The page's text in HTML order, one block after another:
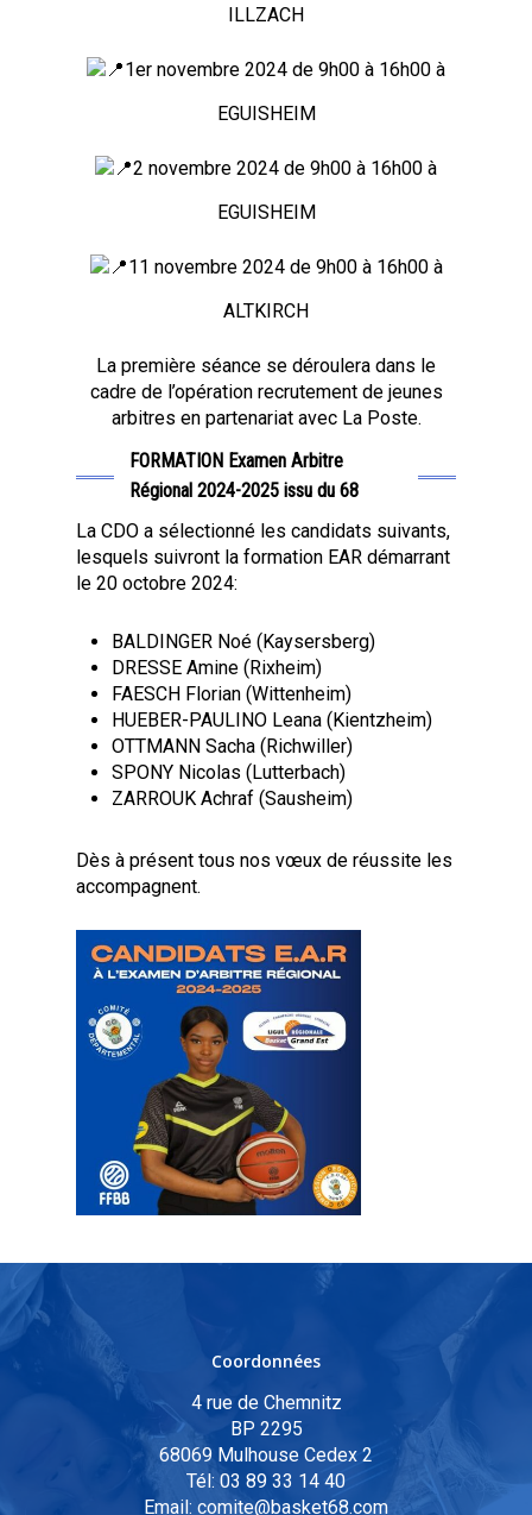
ILLZACH
1er novembre 2024 de 9h00 à 16h00 à
EGUISHEIM
2 novembre 2024 de 9h00 à 16h00 à
EGUISHEIM
11 novembre 2024 de 9h00 à 16h00 à
ALTKIRCH
La première séance se déroulera dans le
cadre de l’opération recrutement de jeunes
arbitres en partenariat avec La Poste.
FORMATION Examen Arbitre
Régional 2024-2025 issu du 68
La CDO a sélectionné les candidats suivants,
lesquels suivront la formation EAR démarrant
le 20 octobre 2024:
BALDINGER Noé (Kaysersberg)
DRESSE Amine (Rixheim)
FAESCH Florian (Wittenheim)
HUEBER-PAULINO Leana (Kientzheim)
OTTMANN Sacha (Richwiller)
SPONY Nicolas (Lutterbach)
ZARROUK Achraf (Sausheim)
Dès à présent tous nos vœux de réussite les
accompagnent.
Coordonnées
4 rue de Chemnitz
BP 2295
68069 Mulhouse Cedex 2
Tél: 03 89 33 14 40
Email: comite@basket68.com